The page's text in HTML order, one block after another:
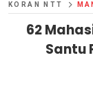
KORAN NTT
62
Santu